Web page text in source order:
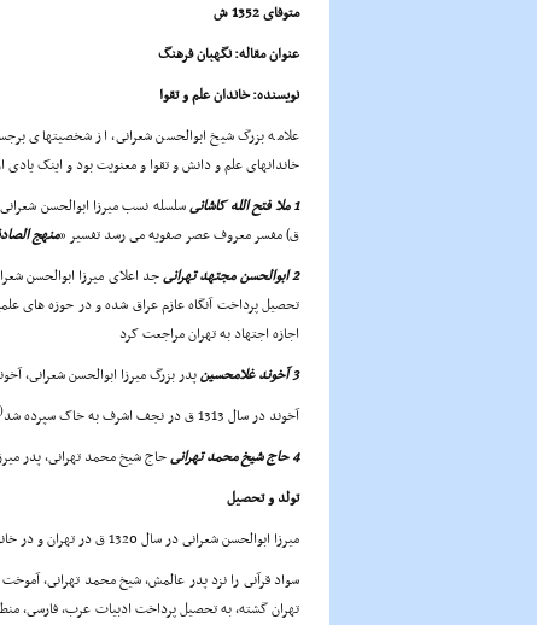
متوفاى 1352 ش
عنوان مقاله: نگهبان فرهنگ
نویسنده: خاندان علم و تقوا
علامه بزرگ شیخ ابوالحسن شعرانى، از شخصیتهاى
خاندانهاى علم و دانش و تقوا و معنویت بود و اینک یادى
1 ملا فتح الله کاشانى
ق) مفسر معروف عصر صفویه مى رسد تفسیر «منهج
2 ابوالحسن مجتهد تهرانى
تحصیل پرداخت آنگاه عازم عراق شده و در حوزه هاى
اجازه اجتهاد به تهران مراجعت کرد
3 آخوند غلامحسین
پدر بزرگ میرزا ابوالحسن شعرانى،
آخوند در سال 1313 ق در نجف اشرف به خاک سپرده شد
(
4 حاج شیخ محمد تهرانى حاج شیخ محمد تهرانى، پدر میرزا
تولد و تحصیل
میرزا ابوالحسن شعرانى در سال 1320 ق در تهران و در خانواده اى روحانى و دانش پرور، به دنیا آمد و پرورش یافت
سواد قرآنى را نزد پدر عالمش، شیخ محمد تهرانى،
تهران گشته، به تحصیل پرداخت ادبیات عرب، فارسى،